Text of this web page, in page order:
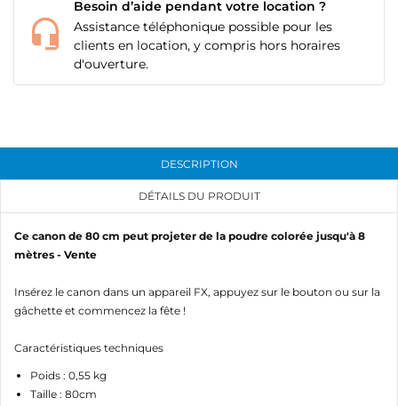
Besoin d’aide pendant votre location ?
Assistance téléphonique possible pour les
clients en location, y compris hors horaires
d'ouverture.
DESCRIPTION
DÉTAILS DU PRODUIT
Ce canon de 80 cm peut projeter de la poudre colorée jusqu'à 8
mètres - Vente
Insérez le canon dans un appareil FX, appuyez sur le bouton ou sur la
gâchette et commencez la fête !
Caractéristiques techniques
Poids : 0,55 kg
Taille : 80cm
add_circle_outlineCréer une nouvelle liste
Annuler
Annuler Connexion